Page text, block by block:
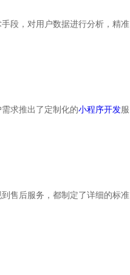
段，对用户数据进行分析，精准
求推出了定制化的小程序开发服
售后服务，都制定了详细的标准